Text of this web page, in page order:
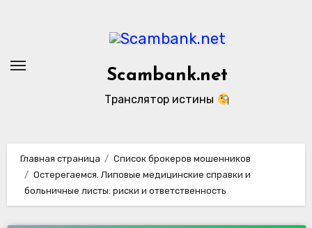
Scambank.net
Транслятор истины
Главная страница
Список брокеров мошенников
Остерегаемся. Липовые медицинские справки и
больничные листы: риски и ответственность